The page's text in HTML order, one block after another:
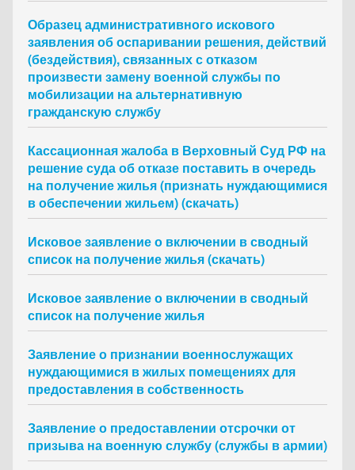
Образец административного искового
заявления об оспаривании решения, действий
(бездействия), связанных с отказом
произвести замену военной службы по
мобилизации на альтернативную
гражданскую службу
Кассационная жалоба в Верховный Суд РФ на
решение суда об отказе поставить в очередь
на получение жилья (признать нуждающимися
в обеспечении жильем) (скачать)
Исковое заявление о включении в сводный
список на получение жилья (скачать)
Исковое заявление о включении в сводный
список на получение жилья
Заявление о признании военнослужащих
нуждающимися в жилых помещениях для
предоставления в собственность
Заявление о предоставлении отсрочки от
призыва на военную службу (службы в армии)